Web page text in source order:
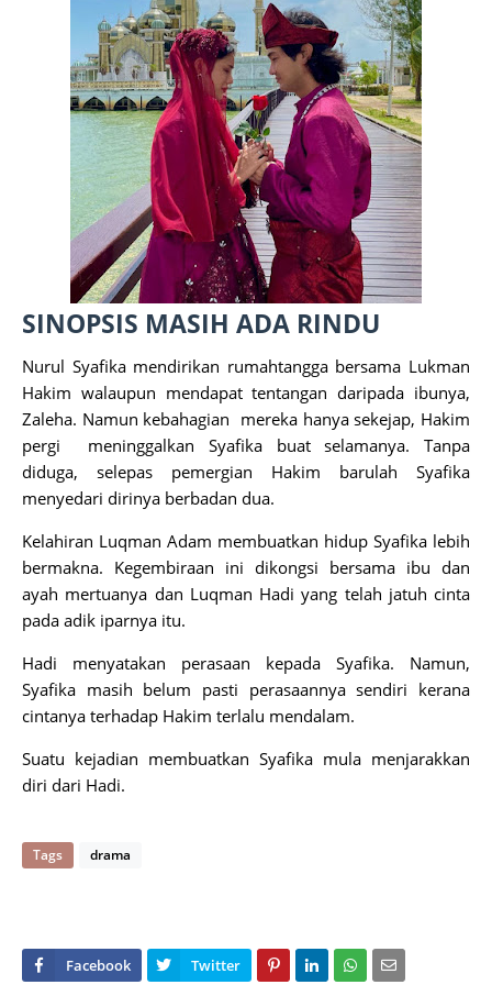
SINOPSIS MASIH ADA RINDU
Nurul Syafika mendirikan rumahtangga bersama Lukman
Hakim walaupun mendapat tentangan daripada ibunya,
Zaleha. Namun kebahagian mereka hanya sekejap, Hakim
pergi meninggalkan Syafika buat selamanya. Tanpa
diduga, selepas pemergian Hakim barulah Syafika
menyedari dirinya berbadan dua.
Kelahiran Luqman Adam membuatkan hidup Syafika lebih
bermakna. Kegembiraan ini dikongsi bersama ibu dan
ayah mertuanya dan Luqman Hadi yang telah jatuh cinta
pada adik iparnya itu.
Hadi menyatakan perasaan kepada Syafika. Namun,
Syafika masih belum pasti perasaannya sendiri kerana
cintanya terhadap Hakim terlalu mendalam.
Suatu kejadian membuatkan Syafika mula menjarakkan
diri dari Hadi.
Tags drama